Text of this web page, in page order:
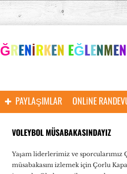
ĞRENİRKEN EĞLENMEN
PAYLAŞIMLAR ONLINE
VOLEYBOL MÜSABAKASINDAYIZ
Yaşam liderlerimiz ve sporcularımız
müsabakasını izlemek için Çorlu